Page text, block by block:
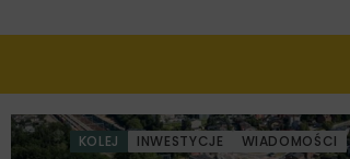
KOLEJ INWESTYCJE WIADOMOŚCI